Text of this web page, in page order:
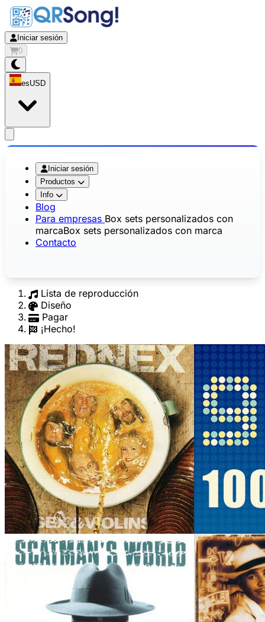
Iniciar sesión
0
esUSD
Iniciar sesión
Productos
Info
Blog
Para empresas Box sets personalizados con
marcaBox sets personalizados con marca
Contacto
Lista de reproducción
Diseño
Pagar
¡Hecho!